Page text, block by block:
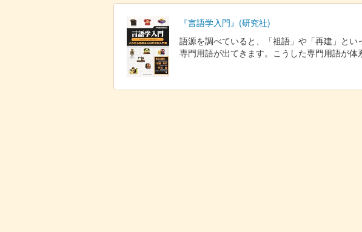
『言語学入門』(研究社)
語源を調べていると、「祖語」や「再建」と
専門用語が出てきます。こうした専門用語が体